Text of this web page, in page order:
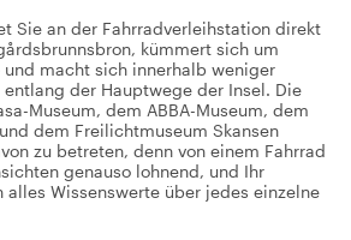
Sie an der Fahrradverleihstation direkt
kümmert sich um
und macht sich innerhalb weniger
entlang der Hauptwege der Insel. Die
Museum, dem ABBA-Museum, dem
dem Freilichtmuseum Skansen
zu betreten, denn von einem Fahrrad
genauso lohnend, und Ihr
alles Wissenswerte über jedes einzelne